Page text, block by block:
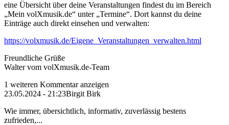
eine Übersicht über deine Veranstaltungen findest du im Bereich
„Mein volXmusik.de“ unter „Termine“. Dort kannst du deine
Einträge auch direkt einsehen und verwalten:
https://volxmusik.de/Eigene_Veranstaltungen_verwalten.html
Freundliche Grüße
Walter vom volXmusik.de-Team
1 weiteren Kommentar anzeigen
23.05.2024 - 21:23Birgit Birk
Wie immer, übersichtlich, informativ, zuverlässig bestens
zufrieden,...